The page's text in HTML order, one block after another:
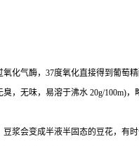
化气酶，37度氧化直接得到葡萄
，无味，易溶于沸水 20g/100m)，
浆会变成半液半固态的豆花，